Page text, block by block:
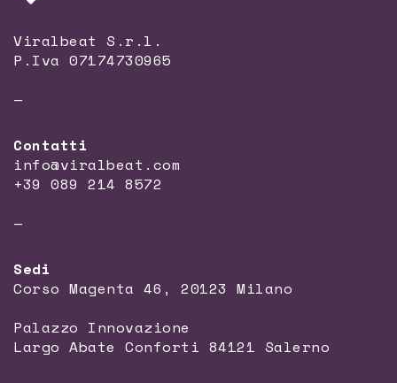
Viralbeat S.r.l.
P.Iva 07174730965
—
Contatti
info@viralbeat.com
+39 089 214 8572
—
Sedi
Corso Magenta 46, 20123 Milano
Palazzo Innovazione
Largo Abate Conforti 84121 Salerno